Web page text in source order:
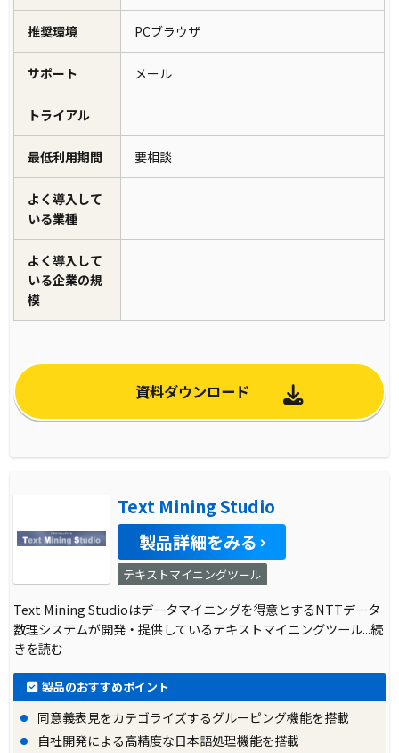
推奨環境 PCブラウザ
サポート メール
トライアル
最低利用期間 要相談
よく導入して
いる業種
よく導入して
いる企業の規
模
資料ダウンロード
Text Mining Studio
製品詳細をみる
テキストマイニングツール
Text Mining Studioはデータマイニングを得意とするNTTデータ
数理システムが開発・提供しているテキストマイニングツール...続
きを読む
製品のおすすめポイント
同意義表見をカテゴライズするグルーピング機能を搭載
自社開発による高精度な日本語処理機能を搭載